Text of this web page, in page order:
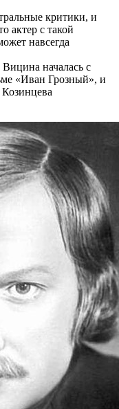
критики, и
актер с такой
навсегда
Вицина началась с
«Иван Грозный», и